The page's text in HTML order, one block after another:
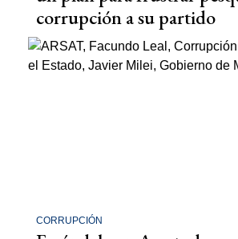
corrupción a su partido
CORRUPCIÓN